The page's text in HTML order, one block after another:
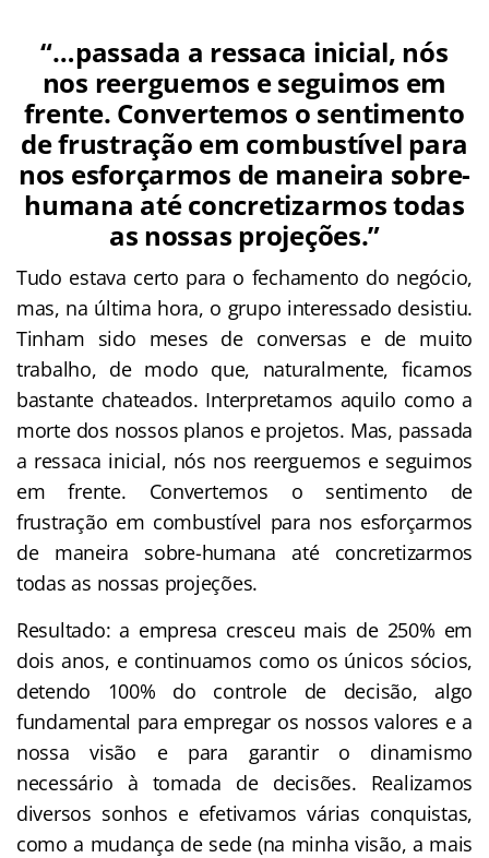
“…passada a ressaca inicial, nós
nos reerguemos e seguimos em
frente. Convertemos o sentimento
de frustração em combustível para
nos esforçarmos de maneira sobre-
humana até concretizarmos todas
as nossas projeções.”
Tudo estava certo para o fechamento do negócio,
mas, na última hora, o grupo interessado desistiu.
Tinham sido meses de conversas e de muito
trabalho, de modo que, naturalmente, ficamos
bastante chateados. Interpretamos aquilo como a
morte dos nossos planos e projetos. Mas, passada
a ressaca inicial, nós nos reerguemos e seguimos
em frente. Convertemos o sentimento de
frustração em combustível para nos esforçarmos
de maneira sobre-humana até concretizarmos
todas as nossas projeções.
Resultado: a empresa cresceu mais de 250% em
dois anos, e continuamos como os únicos sócios,
detendo 100% do controle de decisão, algo
fundamental para empregar os nossos valores e a
nossa visão e para garantir o dinamismo
necessário à tomada de decisões. Realizamos
diversos sonhos e efetivamos várias conquistas,
como a mudança de sede (na minha visão, a mais